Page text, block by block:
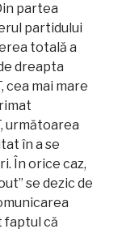
partea
partidului
totală a
dreapta
cea mai mare
următoarea
în a se
În orice caz,
se dezic de
faptul că